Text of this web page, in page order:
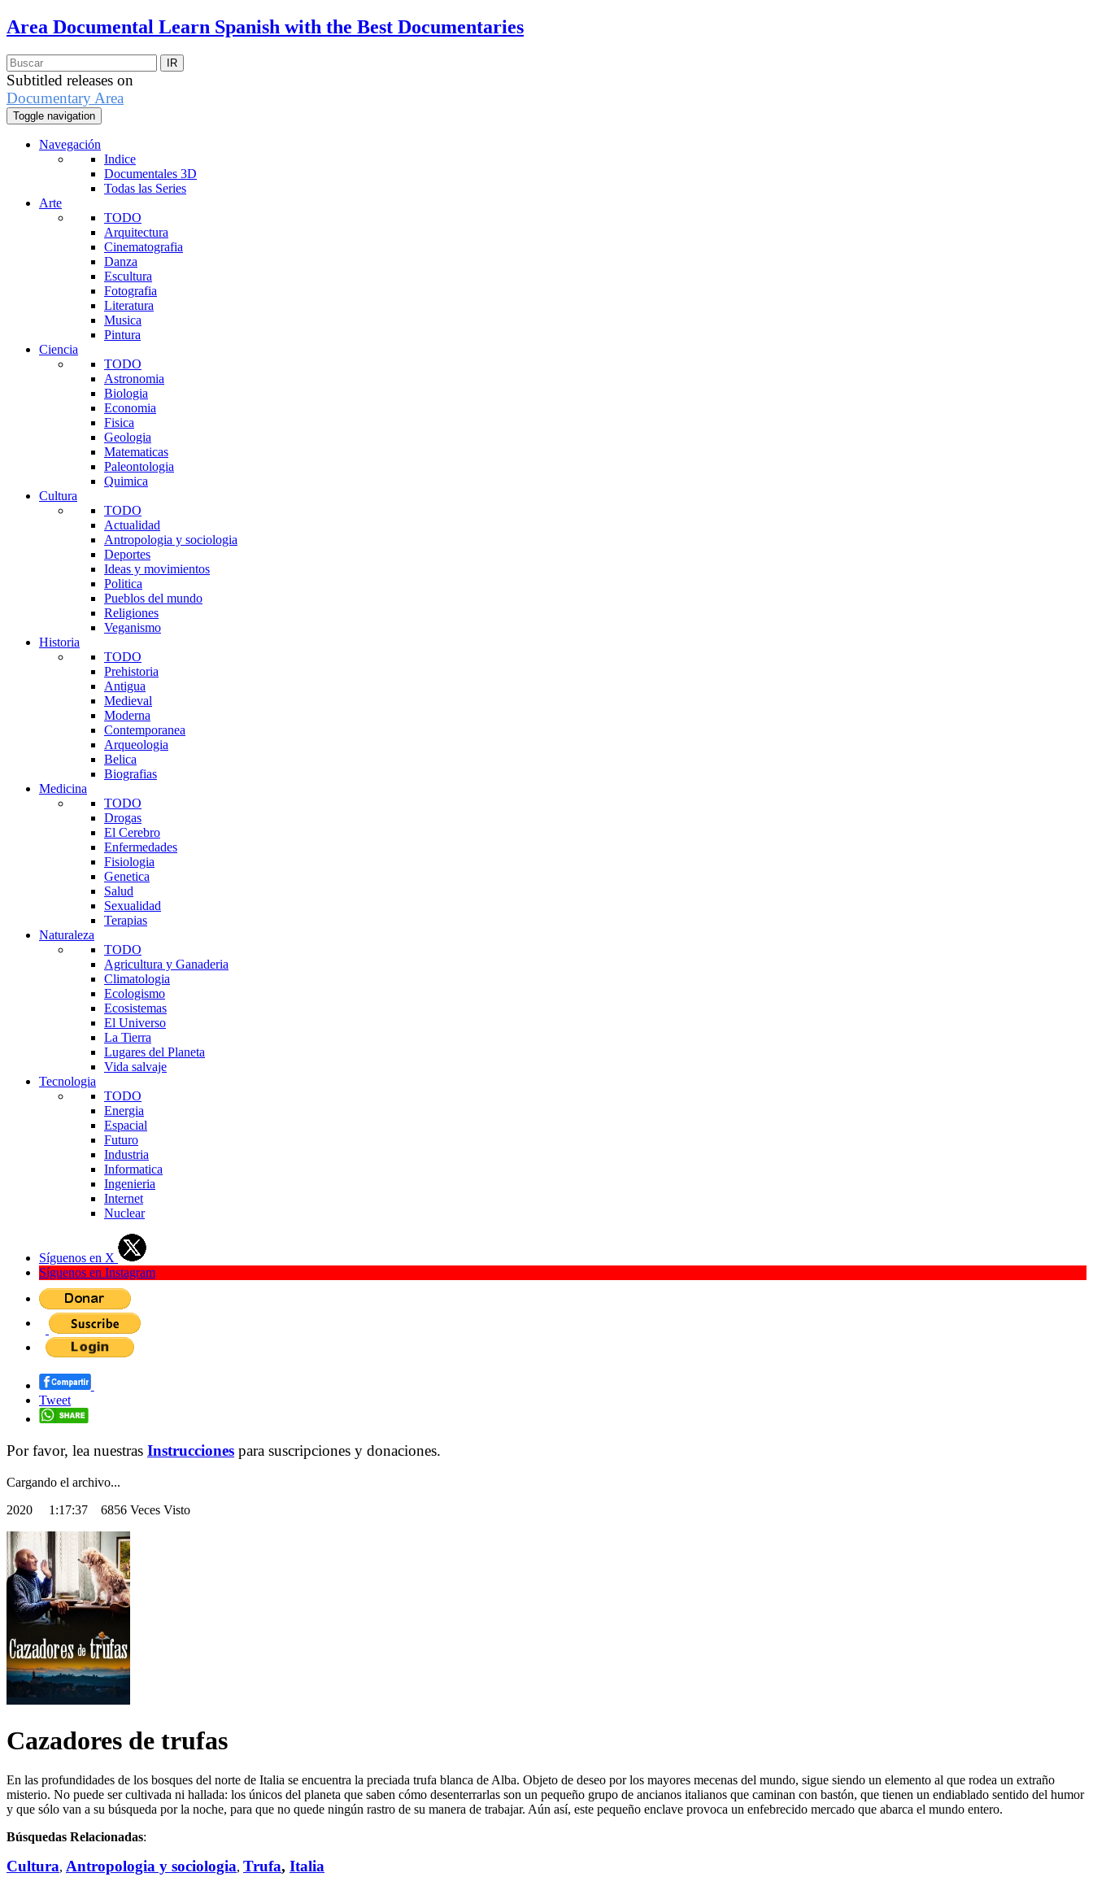
Area Documental Learn Spanish with the Best Documentaries
Subtitled releases on
Documentary Area
Toggle navigation
Navegación
Indice
Documentales 3D
Todas las Series
Arte
TODO
Arquitectura
Cinematografia
Danza
Escultura
Fotografia
Literatura
Musica
Pintura
Ciencia
TODO
Astronomia
Biologia
Economia
Fisica
Geologia
Matematicas
Paleontologia
Quimica
Cultura
TODO
Actualidad
Antropologia y sociologia
Deportes
Ideas y movimientos
Politica
Pueblos del mundo
Religiones
Veganismo
Historia
TODO
Prehistoria
Antigua
Medieval
Moderna
Contemporanea
Arqueologia
Belica
Biografias
Medicina
TODO
Drogas
El Cerebro
Enfermedades
Fisiologia
Genetica
Salud
Sexualidad
Terapias
Naturaleza
TODO
Agricultura y Ganaderia
Climatologia
Ecologismo
Ecosistemas
El Universo
La Tierra
Lugares del Planeta
Vida salvaje
Tecnologia
TODO
Energia
Espacial
Futuro
Industria
Informatica
Ingenieria
Internet
Nuclear
Síguenos en X
Síguenos en Instagram
Tweet
Por favor, lea nuestras Instrucciones para suscripciones y donaciones.
Cargando el archivo...
2020 1:17:37 6856 Veces Visto
Cazadores de trufas
En las profundidades de los bosques del norte de Italia se encuentra la preciada trufa blanca de Alba. Objeto de deseo por los mayores mecenas del mundo, sigue siendo un elemento al que rodea un extraño
misterio. No puede ser cultivada ni hallada: los únicos del planeta que saben cómo desenterrarlas son un pequeño grupo de ancianos italianos que caminan con bastón, que tienen un endiablado sentido del humor
y que sólo van a su búsqueda por la noche, para que no quede ningún rastro de su manera de trabajar. Aún así, este pequeño enclave provoca un enfebrecido mercado que abarca el mundo entero.
Búsquedas Relacionadas:
Cultura, Antropologia y sociologia, Trufa, Italia